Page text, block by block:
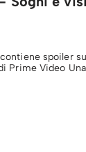
spoiler
Prime Video